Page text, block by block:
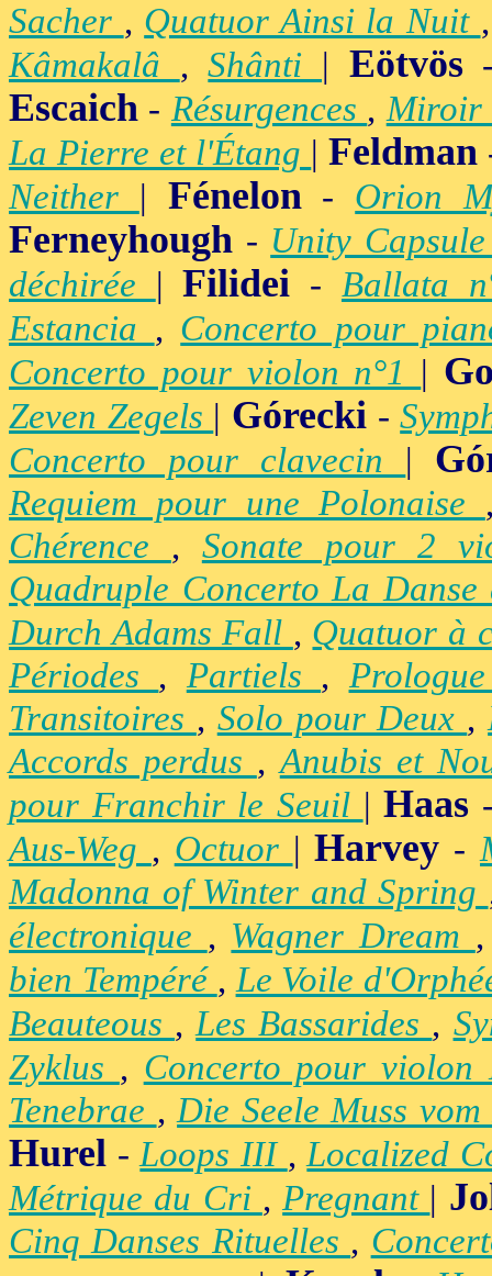
Sacher , Quatuor Ainsi la Nuit
Kâmakalâ ,Shânti | Eötvös
Escaich - Résurgences ,Miroir
La Pierre et l'Étang |Feldman
Neither | Fénelon- Orion
Ferneyhough - Unity
déchirée |Filidei - Ballata
Estancia , Concerto pour
Concerto pour violon n°1 |
Zeven Zegels | Górecki-
Concerto pour clavecin |
Requiem pour une Polonaise
Chérence , Sonate pour 2
Quadruple Concerto La
Durch Adams Fall , Quatuor à
Périodes , Partiels ,
Transitoires , Solo pour Deux ,
Accords perdus ,Anubis et
pour Franchir le Seuil |Haas
Aus-Weg , Octuor |Harvey -
Madonna of Winter and Spring
électronique , Wagner Dream
bien Tempéré ,Le Voile
Beauteous ,Les Bassarides ,
Zyklus , Concerto pour
Tenebrae ,Die Seele Muss
Hurel -Loops III ,Localized
Métrique du Cri ,Pregnant |
Cinq Danses Rituelles ,